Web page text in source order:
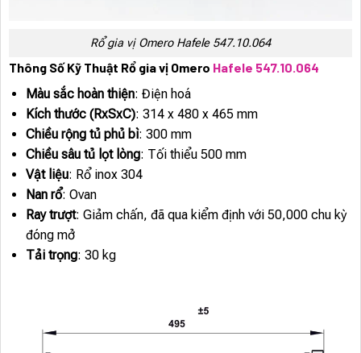
Rổ gia vị Omero Hafele 547.10.064
Thông Số Kỹ Thuật Rổ gia vị Omero Hafele 547.10.064
Màu sắc hoàn thiện: Điện hoá
Kích thước (RxSxC): 314 x 480 x 465 mm
Chiều rộng tủ phủ bì: 300 mm
Chiều sâu tủ lọt lòng: Tối thiểu 500 mm
Vật liệu: Rổ inox 304
Nan rổ: Ovan
Ray trượt: Giảm chấn, đã qua kiểm định với 50,000 chu kỳ
đóng mở
Tải trọng: 30 kg